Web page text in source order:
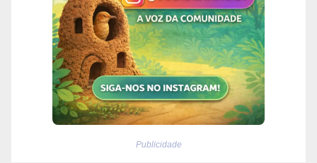
Publicidade